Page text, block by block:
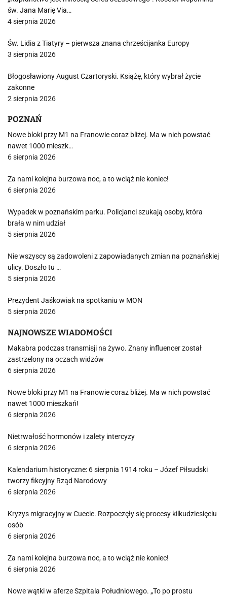
św. Jana Marię Via…
4 sierpnia 2026
Św. Lidia z Tiatyry – pierwsza znana chrześcijanka Europy
3 sierpnia 2026
Błogosławiony August Czartoryski. Książę, który wybrał życie
zakonne
2 sierpnia 2026
POZNAŃ
Nowe bloki przy M1 na Franowie coraz bliżej. Ma w nich powstać
nawet 1000 mieszk…
6 sierpnia 2026
Za nami kolejna burzowa noc, a to wciąż nie koniec!
6 sierpnia 2026
Wypadek w poznańskim parku. Policjanci szukają osoby, która
brała w nim udział
5 sierpnia 2026
Nie wszyscy są zadowoleni z zapowiadanych zmian na poznańskiej
ulicy. Doszło tu …
5 sierpnia 2026
Prezydent Jaśkowiak na spotkaniu w MON
5 sierpnia 2026
NAJNOWSZE WIADOMOŚCI
Makabra podczas transmisji na żywo. Znany influencer został
zastrzelony na oczach widzów
6 sierpnia 2026
Nowe bloki przy M1 na Franowie coraz bliżej. Ma w nich powstać
nawet 1000 mieszkań!
6 sierpnia 2026
Nietrwałość hormonów i zalety intercyzy
6 sierpnia 2026
Kalendarium historyczne: 6 sierpnia 1914 roku – Józef Piłsudski
tworzy fikcyjny Rząd Narodowy
6 sierpnia 2026
Kryzys migracyjny w Cuecie. Rozpoczęły się procesy kilkudziesięciu
osób
6 sierpnia 2026
Za nami kolejna burzowa noc, a to wciąż nie koniec!
6 sierpnia 2026
Nowe wątki w aferze Szpitala Południowego. „To po prostu